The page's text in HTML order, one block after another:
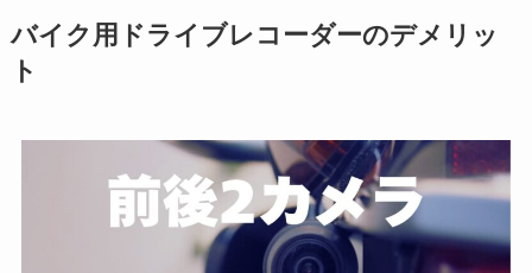
バイク用ドライブレコーダーのデメリッ
ト